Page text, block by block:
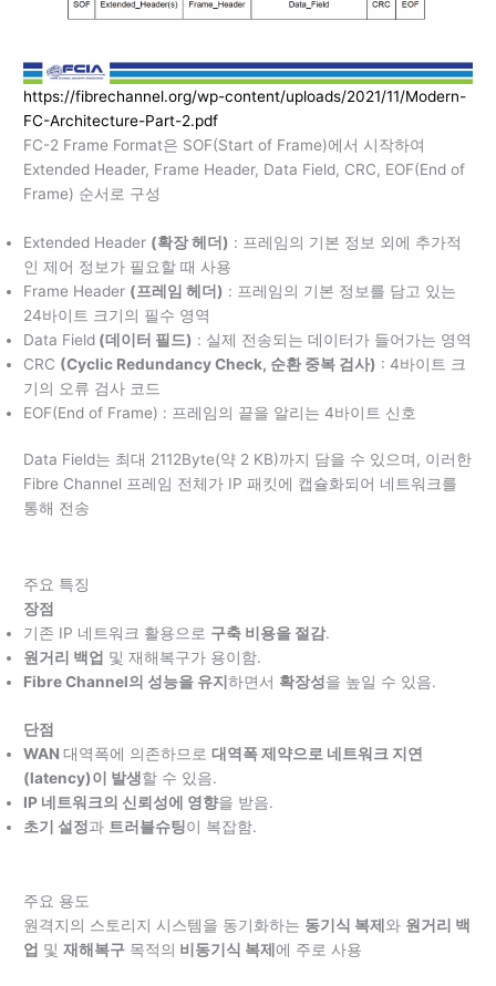
https://fibrechannel.org/wp-content/uploads/2021/11/Modern-
FC-Architecture-Part-2.pdf
FC-2 Frame Format은 SOF(Start of Frame)에서 시작하여
Extended Header, Frame Header, Data Field, CRC, EOF(End of
Frame) 순서로 구성
Extended Header (확장 헤더) : 프레임의 기본 정보 외에 추가적
인 제어 정보가 필요할 때 사용
Frame Header (프레임 헤더) : 프레임의 기본 정보를 담고 있는
24바이트 크기의 필수 영역
Data Field (데이터 필드) : 실제 전송되는 데이터가 들어가는 영역
CRC (Cyclic Redundancy Check, 순환 중복 검사) : 4바이트 크
기의 오류 검사 코드
EOF(End of Frame) : 프레임의 끝을 알리는 4바이트 신호
Data Field는 최대 2112Byte(약 2 KB)까지 담을 수 있으며, 이러한
Fibre Channel 프레임 전체가 IP 패킷에 캡슐화되어 네트워크를
통해 전송
주요 특징
장점
기존 IP 네트워크 활용으로 구축 비용을 절감.
원거리 백업 및 재해복구가 용이함.
Fibre Channel의 성능을 유지하면서 확장성을 높일 수 있음.
단점
WAN대역폭에 의존하므로대역폭 제약으로 네트워크 지연
(latency)이 발생할 수 있음.
IP 네트워크의 신뢰성에 영향을 받음.
초기 설정과 트러블슈팅이 복잡함.
주요 용도
원격지의 스토리지 시스템을 동기화하는 동기식 복제 와 원거리 백
업 및재해복구 목적의 비동기식 복제 에 주로 사용